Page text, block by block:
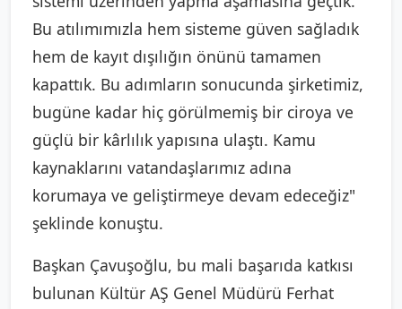
Bu atılımımızla hem sisteme güven sağladık
hem de kayıt dışılığın önünü tamamen
kapattık. Bu adımların sonucunda şirketimiz,
bugüne kadar hiç görülmemiş bir ciroya ve
güçlü bir kârlılık yapısına ulaştı. Kamu
kaynaklarını vatandaşlarımız adına
korumaya ve geliştirmeye devam edeceğiz"
şeklinde konuştu.
Başkan Çavuşoğlu, bu mali başarıda katkısı
bulunan Kültür AŞ Genel Müdürü Ferhat